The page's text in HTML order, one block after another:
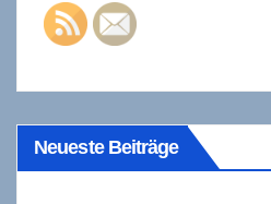
Neueste Beiträge